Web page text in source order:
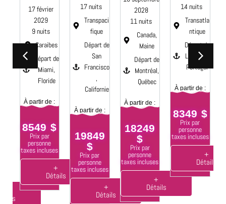
17 février
2029
9 nuits
Caraibes
Départ de
Miami,
Floride
À partir de :
8549 $
Prix par
personne
taxes incluses
+
Détails
17 nuits
Transpaci
fique
Départ de
San
Francisco
Californie
À partir de :
19849
$
Prix par
personne
taxes incluses
+
Détails
2028
11 nuits
Canada,
Maine
Départ de
Montréal,
Québec
À partir de :
18249
$
Prix par
personne
taxes incluses
+
Détails
14 nuits
Transatla
ntique
Départ de
Lisbonne,
Portugal
À partir de :
8349 $
Prix par
personne
taxes incluses
+
Détails